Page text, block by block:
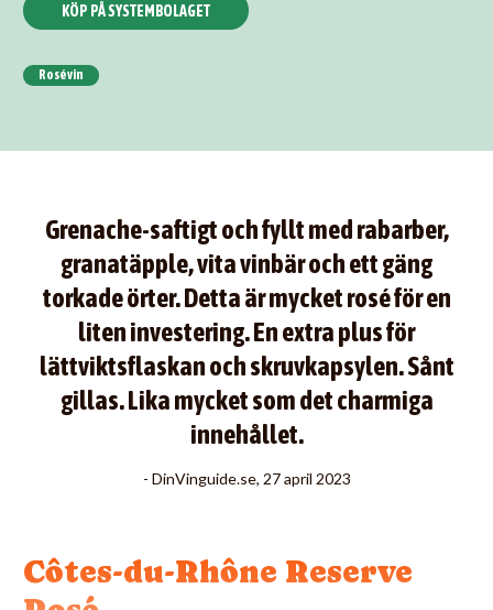
KÖP PÅ SYSTEMBOLAGET
Rosévin
Grenache-saftigt och fyllt med rabarber,
granatäpple, vita vinbär och ett gäng
torkade örter. Detta är mycket rosé för en
liten investering. En extra plus för
lättviktsflaskan och skruvkapsylen. Sånt
gillas. Lika mycket som det charmiga
innehållet.
- DinVinguide.se, 27 april 2023
Côtes-du-Rhône Reserve